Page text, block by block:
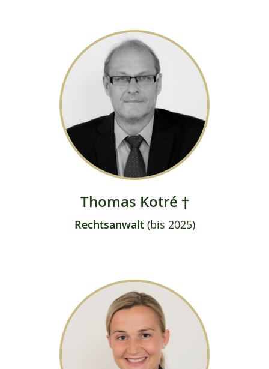
Thomas Kotré †
Rechtsanwalt (bis 2025)